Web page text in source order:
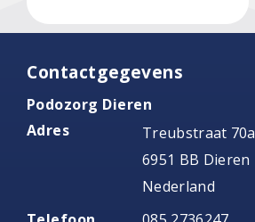
Contactgegevens
Podozorg Dieren
Adres
Treubstraat 70a
6951 BB Dieren
Nederland